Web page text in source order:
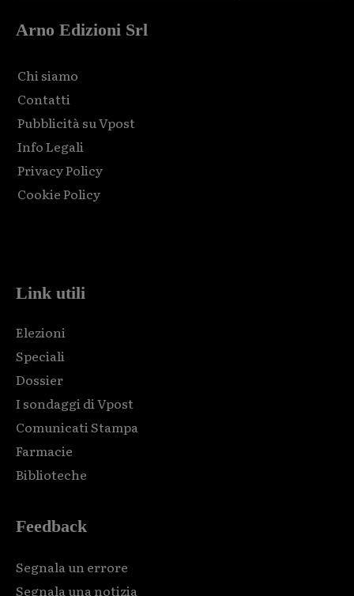
Arno Edizioni Srl
Chi siamo
Contatti
Pubblicità su Vpost
Info Legali
Privacy Policy
Cookie Policy
Link utili
Elezioni
Speciali
Dossier
I sondaggi di Vpost
Comunicati Stampa
Farmacie
Biblioteche
Feedback
Segnala un errore
Segnala una notizia